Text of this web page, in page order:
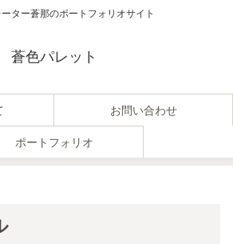
ター蒼那のポートフォリオサイト
蒼色パレット
お問い合わせ
ポートフォリオ